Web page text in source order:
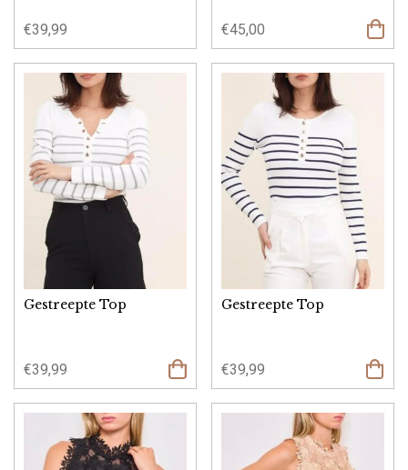
€39,99 €45,00
Gestreepte Top
€39,99
Gestreepte Top
€39,99